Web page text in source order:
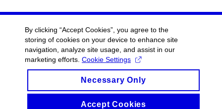
By clicking “Accept Cookies”, you agree to the
storing of cookies on your device to enhance site
navigation, analyze site usage, and assist in our
marketing efforts. Cookie Settings
Necessary Only
Accept Cookies